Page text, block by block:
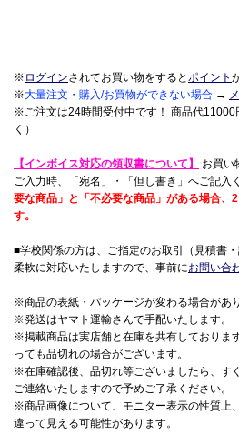
※ ログインされてお買い物をするとポイント
※大量注文・購入/お買物ができない場合 →
※ご注文は24時間受付中です！ 商品代11000
く）
【インボイス対応の領収書について】
お買い
ご入力時、「宛名」・「但し書き」へご記入
要な商品」と「不必要な商品」がある場合、
す。
■学校関係の方は、ご指定のお取引（見積書
柔軟に対応いたしますので、事前にお問い合
※商品の表紙・パッケージが変わる場合があ
※発送はヤマト運輸さんで手配いたします。
※掲載商品は実店舗と在庫を共有しておりま
っても品切れの場合がございます。
※在庫確認後、品切れ等ございましたら、す
ご連絡いたしますので予めご了承ください。
※商品画像について、モニター表示の性質上
違って見える可能性があります。